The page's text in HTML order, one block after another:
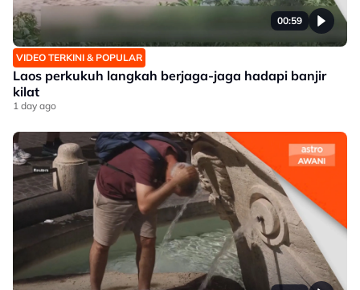
00:59
VIDEO TERKINI & POPULAR
Laos perkukuh langkah berjaga-jaga hadapi banjir
kilat
1 day ago